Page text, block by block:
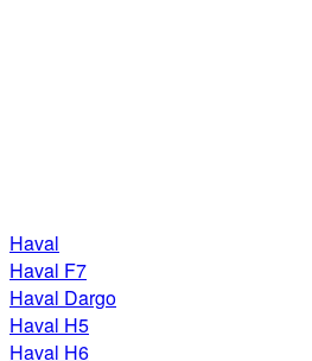
Haval
Haval F7
Haval Dargo
Haval H5
Haval H6